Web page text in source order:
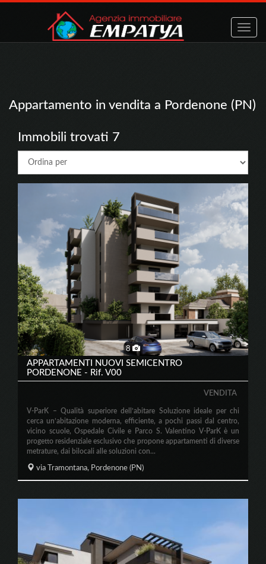
Toggle
Appartamento in vendita a Pordenone (PN)
Immobili trovati 7
8
APPARTAMENTI NUOVI SEMICENTRO
PORDENONE - Rif. V00
VENDITA
V-ParK – Qualità superiore dell’abitare Soluzione ideale per chi
cerca un’abitazione moderna, efficiente, a pochi passi dal centro,
vicino scuole, Ospedale Civile e Parco S. Valentino V-ParK è un
progetto residenziale esclusivo che propone appartamenti di diverse
metrature, dai bilocali alle soluzioni con...
via Tramontana, Pordenone (PN)